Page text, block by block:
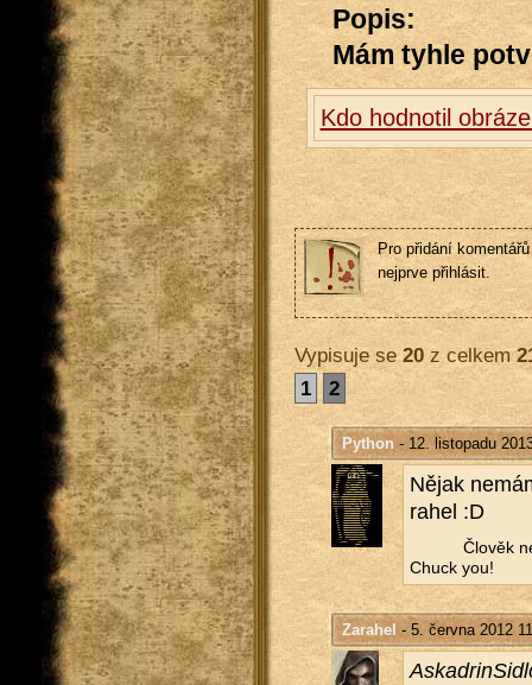
Popis:
Mám tyhle
Kdo hodnotil
Pro přidání
nejprve přihlásit.
Vypisuje se 20z celkem
1
2
Python - 12. listopadu
Nějak
ra­hel :D
Člo­věk
Chuck you!
Zarahel - 5. června 2012